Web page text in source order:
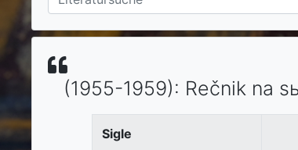
(1955-1959): Rečnik na
Sigle